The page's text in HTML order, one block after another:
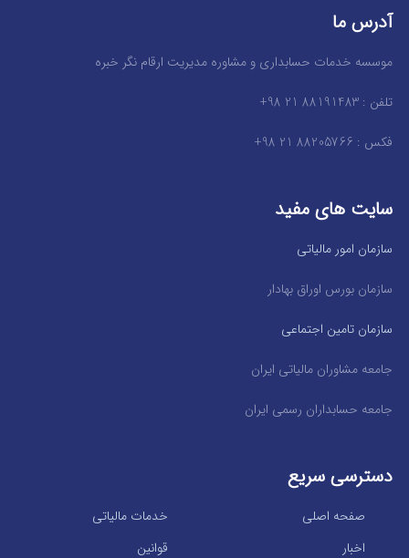
آدرس ما
موسسه خدمات حسابداری و مشاوره مدیریت ارقام نگر خبره
تلفن : 88191483 21 98+
فکس : 88205766 21 98+
سایت های مفید
سازمان امور مالیاتی
سازمان بورس اوراق بهادار
سازمان تامین اجتماعی
جامعه مشاوران مالیاتی ایران
جامعه حسابداران رسمی ایران
دسترسی سریع
خدمات مالیاتی
صفحه اصلی
قوانین
اخبار